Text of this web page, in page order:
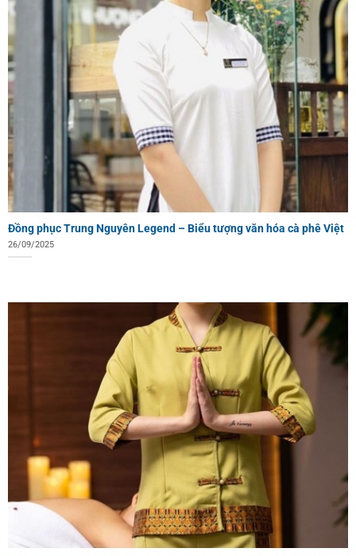
Đồng phục Trung Nguyên Legend – Biểu tượng văn hóa cà phê Việt
26/09/2025